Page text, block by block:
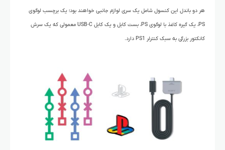
هر دو باندل این کنسول شامل یک سری لوازم جانبی خواهند بود؛ یک برچسب لوگوی
PS، یک گیره کاغذ با لوگوی PS، بست کابل و یک کابل USB-C معمولی که یک سرش
کانکتور بزرگی به سبک کنترلر PS1 دارد.